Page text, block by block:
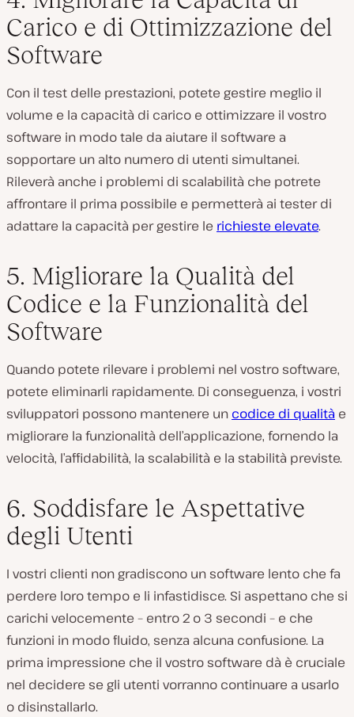
Carico e di Ottimizzazione del
Software
Con il test delle prestazioni, potete gestire meglio il
volume e la capacità di carico e ottimizzare il vostro
software in modo tale da aiutare il software a
sopportare un alto numero di utenti simultanei.
Rileverà anche i problemi di scalabilità che potrete
affrontare il prima possibile e permetterà ai tester di
adattare la capacità per gestire le richieste elevate.
5. Migliorare la Qualità del
Codice e la Funzionalità del
Software
Quando potete rilevare i problemi nel vostro software,
potete eliminarli rapidamente. Di conseguenza, i vostri
sviluppatori possono mantenere un codice di qualità e
migliorare la funzionalità dell’applicazione, fornendo la
velocità, l’affidabilità, la scalabilità e la stabilità previste.
6. Soddisfare le Aspettative
degli Utenti
I vostri clienti non gradiscono un software lento che fa
perdere loro tempo e li infastidisce. Si aspettano che si
carichi velocemente – entro 2 o 3 secondi – e che
funzioni in modo fluido, senza alcuna confusione. La
prima impressione che il vostro software dà è cruciale
nel decidere se gli utenti vorranno continuare a usarlo
o disinstallarlo.